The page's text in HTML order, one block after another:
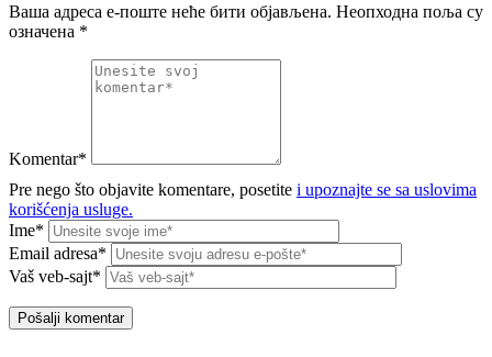
Ваша адреса е-поште неће бити објављена. Неопходна поља су
означена *
Komentar*
Pre nego što objavite komentare, posetite i upoznajte se sa uslovima
korišćenja usluge.
Ime*
Email adresa*
Vaš veb-sajt*